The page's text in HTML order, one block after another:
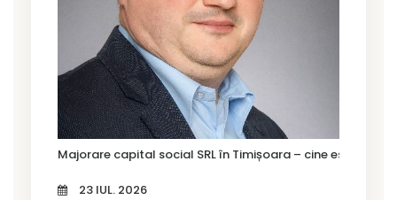
Majorare capital social SRL în Timișoara – cine este
23 IUL. 2026